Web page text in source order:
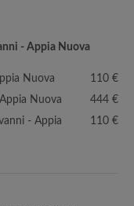
- Appia Nuova
Nuova
110 €
Nuova
444 €
- Appia
110 €